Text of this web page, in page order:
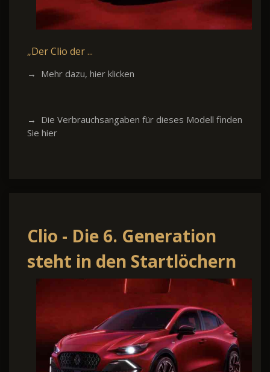
„Der Clio der ...
→ Mehr dazu, hier klicken
→ Die Verbrauchsangaben für dieses Modell finden
Sie hier
Clio - Die 6. Generation
steht in den Startlöchern